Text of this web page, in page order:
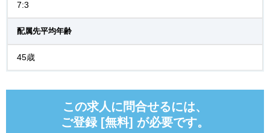
7:3
配属先平均年齢
45歳
この求人に問合せるには、
ご登録 [無料] が必要です。